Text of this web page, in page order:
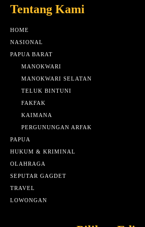
Tentang Kami
HOME
NASIONAL
PAPUA BARAT
MANOKWARI
MANOKWARI SELATAN
TELUK BINTUNI
FAKFAK
KAIMANA
PERGUNUNGAN ARFAK
PAPUA
HUKUM & KRIMINAL
OLAHRAGA
SEPUTAR GAGDET
TRAVEL
LOWONGAN